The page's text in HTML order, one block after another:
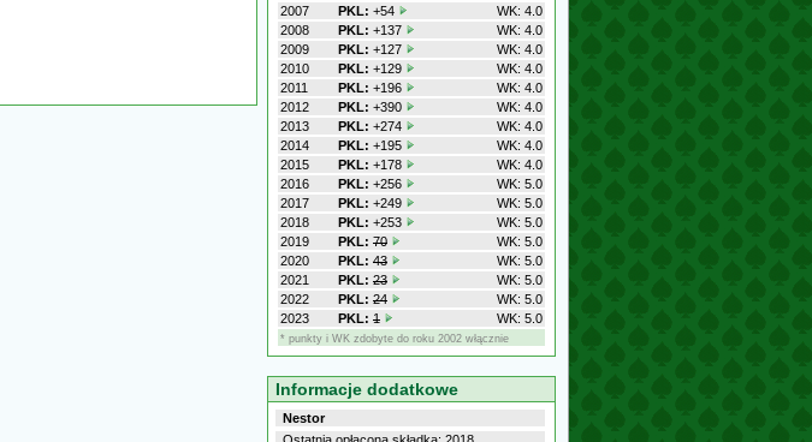
2007
PKL: +54
WK: 4.0
2008
PKL: +137
WK: 4.0
2009
PKL: +127
WK: 4.0
2010
PKL: +129
WK: 4.0
2011
PKL: +196
WK: 4.0
2012
PKL: +390
WK: 4.0
2013
PKL: +274
WK: 4.0
2014
PKL: +195
WK: 4.0
2015
PKL: +178
WK: 4.0
2016
PKL: +256
WK: 5.0
2017
PKL: +249
WK: 5.0
2018
PKL: +253
WK: 5.0
2019
PKL: 70
WK: 5.0
2020
PKL: 43
WK: 5.0
2021
PKL: 23
WK: 5.0
2022
PKL: 24
WK: 5.0
2023
PKL: 1 WK: 5.0
* punkty i WK zdobyte do roku 2002 włącznie
Informacje dodatkowe
Nestor